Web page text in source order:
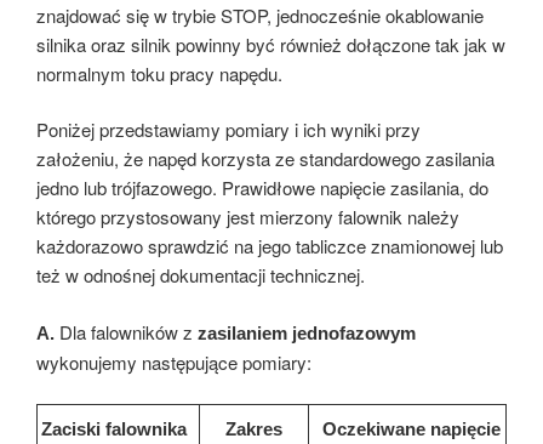
znajdować się w trybie STOP, jednocześnie okablowanie
silnika oraz silnik powinny być również dołączone tak jak w
normalnym toku pracy napędu.
Poniżej przedstawiamy pomiary i ich wyniki przy
założeniu, że napęd korzysta ze standardowego zasilania
jedno lub trójfazowego. Prawidłowe napięcie zasilania, do
którego przystosowany jest mierzony falownik należy
każdorazowo sprawdzić na jego tabliczce znamionowej lub
też w odnośnej dokumentacji technicznej.
A. Dla falowników z zasilaniem jednofazowym
wykonujemy następujące pomiary:
Zaciski falownika Zakres Oczekiwane napięcie